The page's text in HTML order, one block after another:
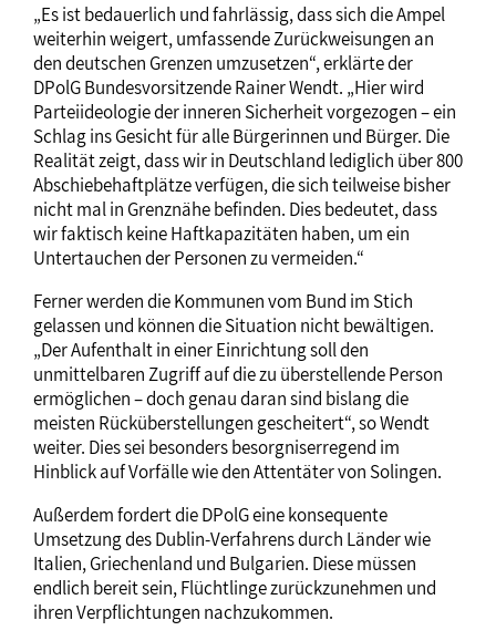
„Es ist bedauerlich und fahrlässig, dass sich die Ampel
weiterhin weigert, umfassende Zurückweisungen an
den deutschen Grenzen umzusetzen“, erklärte der
DPolG Bundesvorsitzende Rainer Wendt. „Hier wird
Parteiideologie der inneren Sicherheit vorgezogen – ein
Schlag ins Gesicht für alle Bürgerinnen und Bürger. Die
Realität zeigt, dass wir in Deutschland lediglich über 800
Abschiebehaftplätze verfügen, die sich teilweise bisher
nicht mal in Grenznähe befinden. Dies bedeutet, dass
wir faktisch keine Haftkapazitäten haben, um ein
Untertauchen der Personen zu vermeiden.“
Ferner werden die Kommunen vom Bund im Stich
gelassen und können die Situation nicht bewältigen.
„Der Aufenthalt in einer Einrichtung soll den
unmittelbaren Zugriff auf die zu überstellende Person
ermöglichen – doch genau daran sind bislang die
meisten Rücküberstellungen gescheitert“, so Wendt
weiter. Dies sei besonders besorgniserregend im
Hinblick auf Vorfälle wie den Attentäter von Solingen.
Außerdem fordert die DPolG eine konsequente
Umsetzung des Dublin-Verfahrens durch Länder wie
Italien, Griechenland und Bulgarien. Diese müssen
endlich bereit sein, Flüchtlinge zurückzunehmen und
ihren Verpflichtungen nachzukommen.